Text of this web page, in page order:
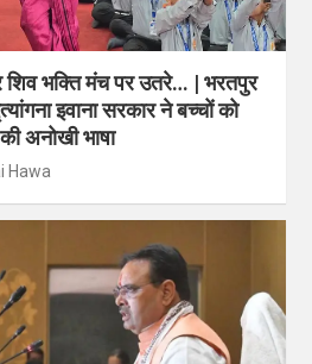
भक्ति मंच पर उतरे… | भरतपुर
इवाना सरकार ने बच्चों को
अनोखी भाषा
Hawa